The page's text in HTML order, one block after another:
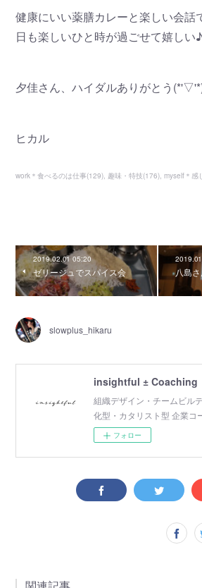
健康にいい薬膳カレーと楽しい会話
日も楽しいひと時が過ごせて嬉しい♪
夕佳さん、ハイダルありがとう
ヒカル
work＊食べるのは仕事(129) 趣味・特技(176) myself＊感
2019.02.01 05:20
ゼリージュでスパイス会 八島
slowplus_hikaru
insightful ± Coaching
組織デザイン・チームビル
化型・カタリスト型 企業
フォロー